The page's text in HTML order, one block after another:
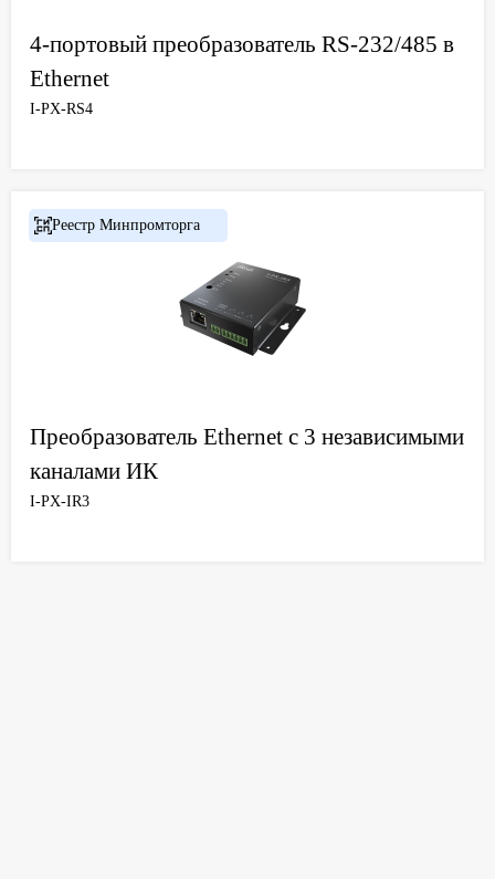
4-портовый преобразователь RS-232/485 в
Ethernet
I-PX-RS4
Реестр Минпромторга
Преобразователь Ethernet с 3 независимыми
каналами ИК
I-PX-IR3